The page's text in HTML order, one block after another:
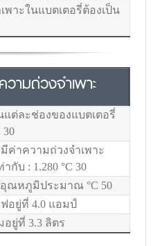
พาะในแบตเตอรี่ต้องเป็น
ามถ่วงจำเพาะ
แต่ละช่องของแบตเตอรี่
30
ค่าความถ่วงจำเพาะ
กับ : 1.280 °C 30
อุณหภูมิประมาณ °C 50
อยู่ที่ 4.0 แอมป์
ยู่ที่ 3.3 ลิตร